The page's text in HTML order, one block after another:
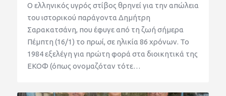
Ο ελληνικός υγρός στίβος θρηνεί για την απώλεια
του ιστορικού παράγοντα Δημήτρη
Σαρακατσάνη, που έφυγε από τη ζωή σήμερα
Πέμπτη (16/1) το πρωί, σε ηλικία 86 χρόνων. Το
1984 εξελέγη για πρώτη φορά στα διοικητικά της
ΕΚΟΦ (όπως ονομαζόταν τότε…